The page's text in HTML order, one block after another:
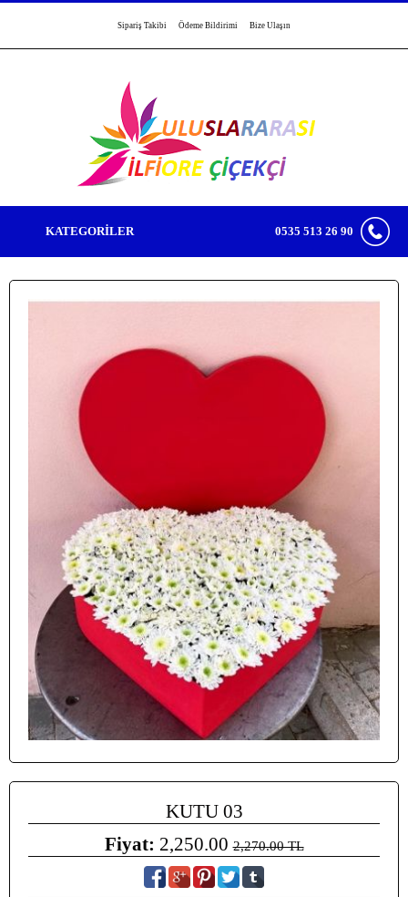
Sipariş Takibi Ödeme Bildirimi Bize Ulaşın
KATEGORİLER 0535 513 26 90
KUTU 03
Fiyat: 2,250.002,270.00 TL